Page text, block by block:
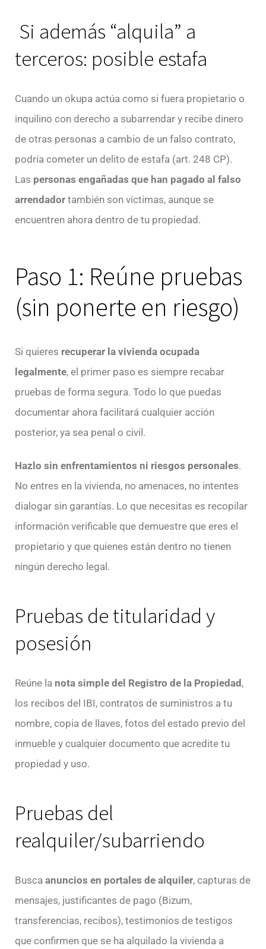
Si además “alquila” a
terceros: posible estafa
Cuando un okupa actúa como si fuera propietario o
inquilino con derecho a subarrendar y recibe dinero
de otras personas a cambio de un falso contrato,
podría cometer un delito de estafa (art. 248 CP).
Las personas engañadas que han pagado al falso
arrendador también son víctimas, aunque se
encuentren ahora dentro de tu propiedad.
Paso 1: Reúne pruebas
(sin ponerte en riesgo)
Si quieres recuperar la vivienda ocupada
legalmente, el primer paso es siempre recabar
pruebas de forma segura. Todo lo que puedas
documentar ahora facilitará cualquier acción
posterior, ya sea penal o civil.
Hazlo sin enfrentamientos ni riesgos personales.
No entres en la vivienda, no amenaces, no intentes
dialogar sin garantías. Lo que necesitas es recopilar
información verificable que demuestre que eres el
propietario y que quienes están dentro no tienen
ningún derecho legal.
Pruebas de titularidad y
posesión
Reúne la nota simple del Registro de la Propiedad,
los recibos del IBI, contratos de suministros a tu
nombre, copia de llaves, fotos del estado previo del
inmueble y cualquier documento que acredite tu
propiedad y uso.
Pruebas del
realquiler/subarriendo
Busca anuncios en portales de alquiler, capturas de
mensajes, justificantes de pago (Bizum,
transferencias, recibos), testimonios de testigos
que confirmen que se ha alquilado la vivienda a